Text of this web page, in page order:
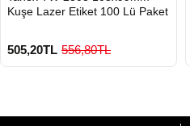
Kuşe Lazer Etiket 100 Lü Paket
505,20TL 556,80TL